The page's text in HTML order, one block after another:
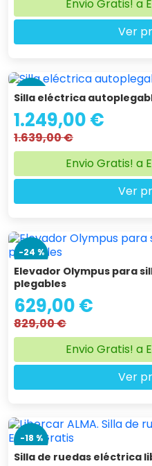
Envio Gratis! a
Ver
-24 %
Silla eléctrica
1.249,00 €
1.639,00 €
Envio Gratis! a
Ver
-24 %
Elevador Olympus para
plegables
629,00 €
829,00 €
Envio Gratis! a
Ver
-18 %
Silla de ruedas eléctrica